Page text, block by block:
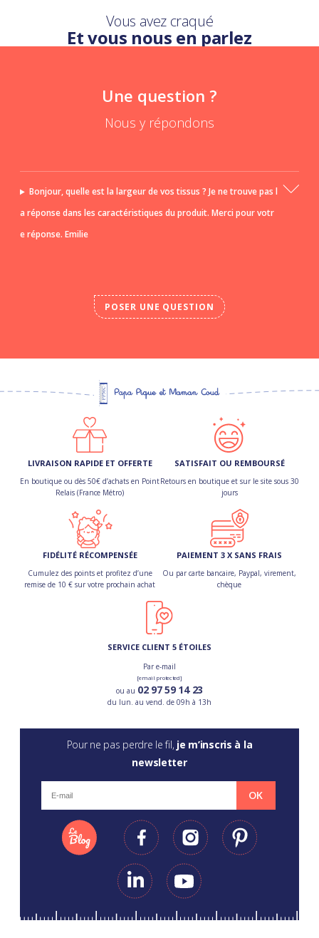
Vous avez craqué
Et vous nous en parlez
Une question ?
Nous y répondons
Bonjour, quelle est la largeur de vos tissus ? Je ne trouve pas l
a réponse dans les caractéristiques du produit. Merci pour votr
e réponse. Emilie
POSER UNE QUESTION
LIVRAISON RAPIDE ET OFFERTE
En boutique ou dès 50€ d’achats en Point
Relais (France Métro)
SATISFAIT OU REMBOURSÉ
Retours en boutique et sur le site sous 30
jours
FIDÉLITÉ RÉCOMPENSÉE
Cumulez des points et profitez d’une
remise de 10 € sur votre prochain achat
PAIEMENT 3 X SANS FRAIS
Ou par carte bancaire, Paypal, virement,
chèque
SERVICE CLIENT 5 ÉTOILES
Par e-mail
[email protected]
ou au 02 97 59 14 23
du lun. au vend. de 09h à 13h
Pour ne pas perdre le fil, je m’inscris à la
newsletter
OK